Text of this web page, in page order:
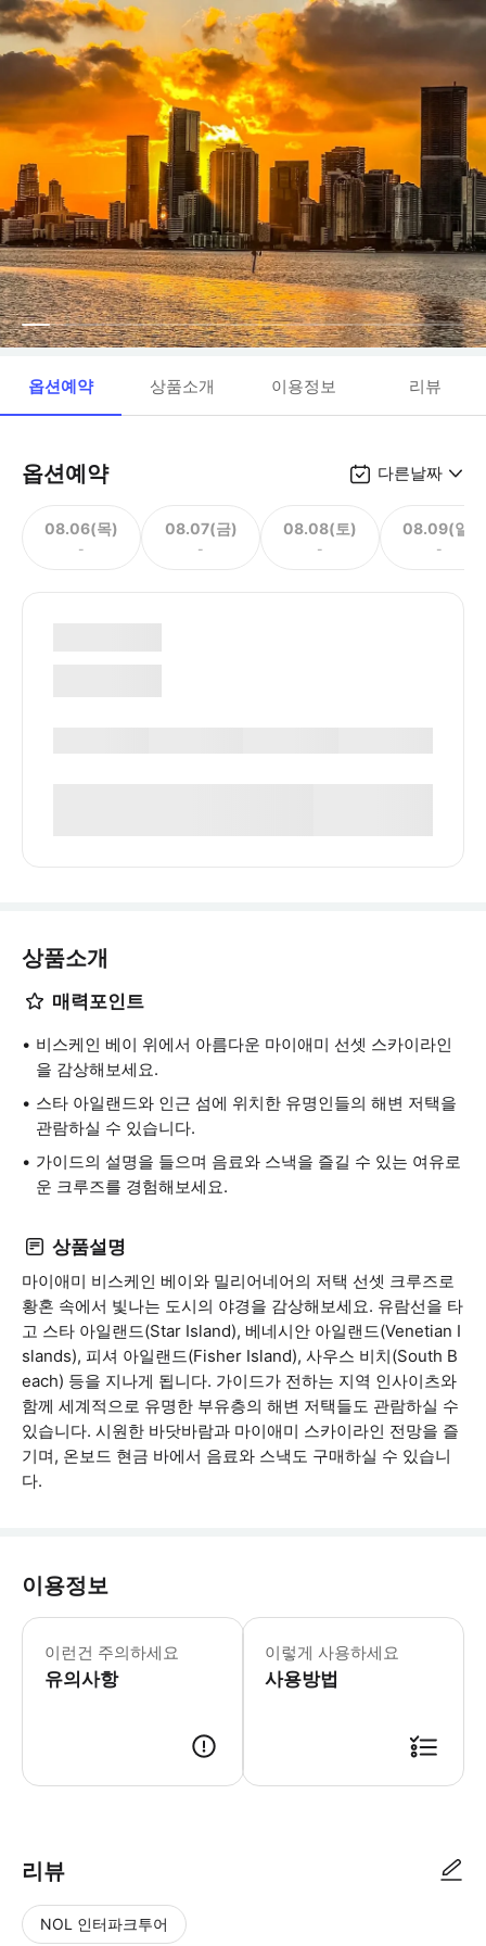
옵션예약 상품소개 이용정보 리뷰
옵션예약 다른날짜
08.06(목)
-
08.07(금)
-
08.08(토)
-
08.09(일)
-
상품소개
매력포인트
비스케인 베이 위에서 아름다운 마이애미 선셋 스카이라인
을 감상해보세요.
스타 아일랜드와 인근 섬에 위치한 유명인들의 해변 저택을
관람하실 수 있습니다.
가이드의 설명을 들으며 음료와 스낵을 즐길 수 있는 여유로
운 크루즈를 경험해보세요.
상품설명
마이애미 비스케인 베이와 밀리어네어의 저택 선셋 크루즈로
황혼 속에서 빛나는 도시의 야경을 감상해보세요. 유람선을 타
고 스타 아일랜드(Star Island), 베네시안 아일랜드(Venetian I
slands), 피셔 아일랜드(Fisher Island), 사우스 비치(South B
each) 등을 지나게 됩니다. 가이드가 전하는 지역 인사이츠와
함께 세계적으로 유명한 부유층의 해변 저택들도 관람하실 수
있습니다. 시원한 바닷바람과 마이애미 스카이라인 전망을 즐
기며, 온보드 현금 바에서 음료와 스낵도 구매하실 수 있습니
다.
이용정보
이런건 주의하세요
유의사항
어린이 규정: - 영아는 반드시 성인 보
이렇게 사용하세요
사용방법
리뷰
NOL 인터파크투어